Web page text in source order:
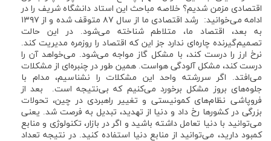
اقتصادی مزمن شدیم؟ خلاصه مباحث این استاد دانشگاه شریف را در
ادامه می‌خوانید: رشد اقتصادی ما از سال ۸۷ متوقف شده و از ۱۳۹۷
به‌ بعد، اقتصاد ما، متلاطم شناخته می‌شود. در این حالت
تصمیم‌گیرنده چاره‌ای ندارد جز این که اقتصاد را روزمره مدیریت کند.
نرخ ارز را درست کند، با مشکل گاز مواجه می‌شود. می‌خواهد آن را
درست کند، مشکل آلودگی هواست. همین طور در چنبره‌ای از مشکلات
می‌افتد. اگر سررشته واحد این مشکلات را نشناسیم، مدام با
جلوه‌های بروز مشکل برخورد می‌کنیم که بی‌نتیجه است. بعد از
فروپاشی نظام‌های کمونیستی و تغییر راهبردی در چین، تحولات
بزرگی در کشورها رخ داد و دنیا از تهدید، تبدیل به فرصت شد. یعنی
می‌توانید با دنیا تعامل داشته باشید و اگر در بازار، تکنولوژی و منابع
کمبود دارید، می‌توانید از منابع دنیا استفاده کنید. در نتیجه تعداد